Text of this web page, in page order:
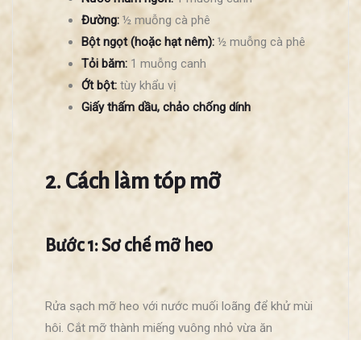
Đường: ½ muỗng cà phê
Bột ngọt (hoặc hạt nêm): ½ muỗng cà phê
Tỏi băm: 1 muỗng canh
Ớt bột: tùy khẩu vị
Giấy thấm dầu, chảo chống dính
2. Cách làm tóp mỡ
Bước 1: Sơ chế mỡ heo
Rửa sạch mỡ heo với nước muối loãng để khử mùi
hôi. Cắt mỡ thành miếng vuông nhỏ vừa ăn